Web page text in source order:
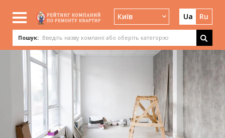
Київ Ua Ru
Пошук: